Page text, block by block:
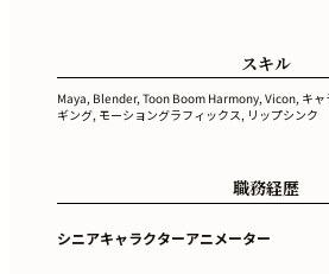
スキル
Maya, Blender, Toon Boom Harmony, Vicon, キャ
ギング, モーショングラフィックス, リップシンク
職務経歴
シニアキャラクターアニメーター